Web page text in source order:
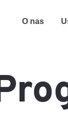
O nas